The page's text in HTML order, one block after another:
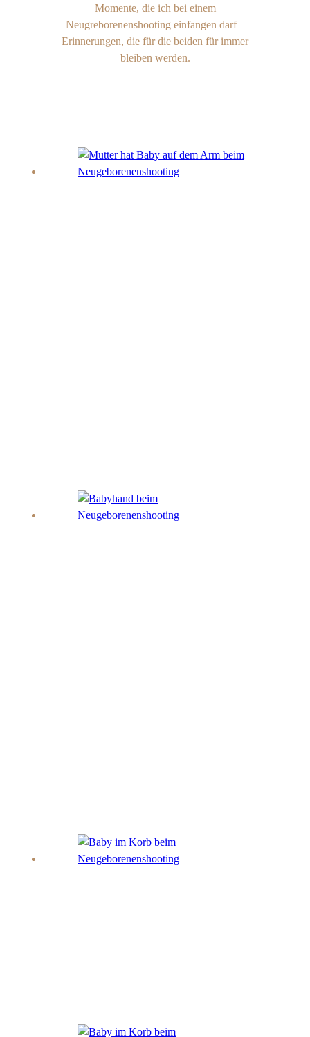
Momente, die ich bei einem
Neugreborenenshooting einfangen darf –
Erinnerungen, die für die beiden für immer
bleiben werden.